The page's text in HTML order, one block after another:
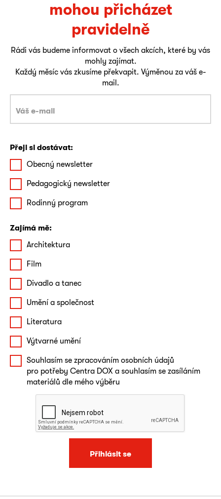
mohou přicházet
pravidelně
Rádi vás budeme informovat o všech akcích, které by vás
mohly zajímat.
Každý měsíc vás zkusíme překvapit. Výměnou za váš e-
mail.
Přeji si dostávat:
Obecný newsletter
Pedagogický newsletter
Rodinný program
Zajímá mě:
Architektura
Film
Divadlo a tanec
Umění a společnost
Literatura
Výtvarné umění
Souhlasím se zpracováním osobních údajů
pro potřeby Centra DOX a souhlasím se zasíláním
materiálů dle mého výběru
Přihlásit se